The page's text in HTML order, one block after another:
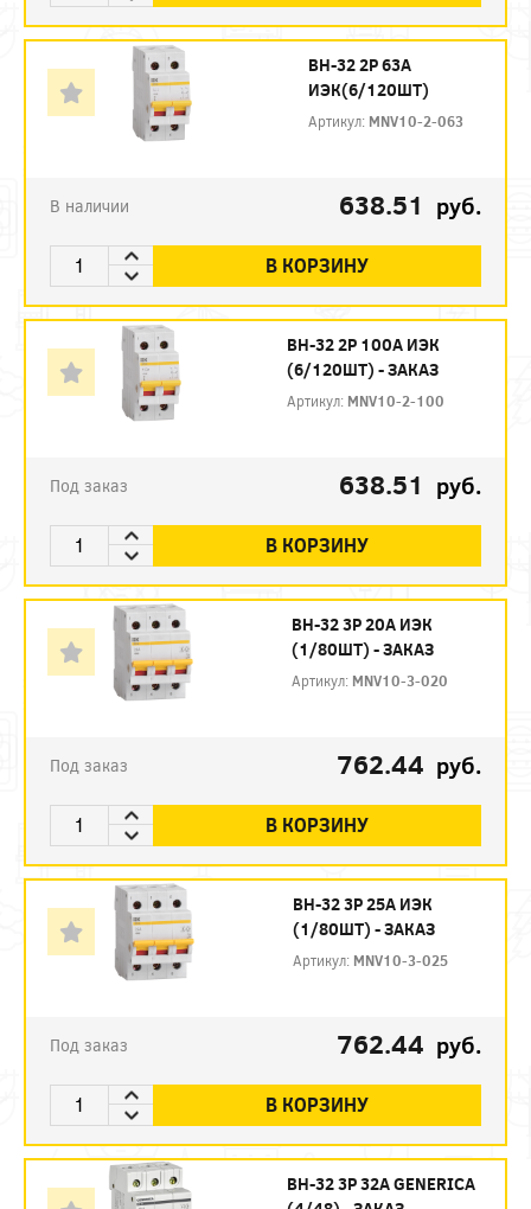
ВН-32 2P 63А
ИЭК(6/120ШТ)
Артикул: MNV10-2-063
В наличии 638.51 руб.
В КОРЗИНУ
ВН-32 2P 100А ИЭК
(6/120ШТ) - ЗАКАЗ
Артикул: MNV10-2-100
Под заказ 638.51 руб.
В КОРЗИНУ
ВН-32 3P 20А ИЭК
(1/80ШТ) - ЗАКАЗ
Артикул: MNV10-3-020
Под заказ 762.44 руб.
В КОРЗИНУ
ВН-32 3P 25А ИЭК
(1/80ШТ) - ЗАКАЗ
Артикул: MNV10-3-025
Под заказ 762.44 руб.
В КОРЗИНУ
ВН-32 3P 32А GENERICA